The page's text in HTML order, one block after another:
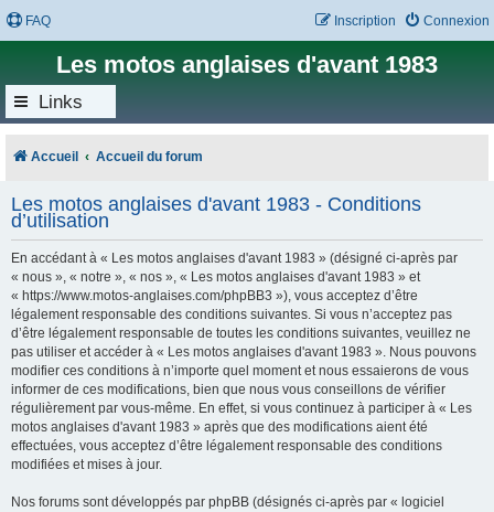
FAQ Connexion
Inscription
Les motos anglaises d'avant 1983
Links
Accueil Accueil du forum
Les motos anglaises d'avant 1983 - Conditions
d’utilisation
En accédant à « Les motos anglaises d'avant 1983 » (désigné ci-après par
« nous », « notre », « nos », « Les motos anglaises d'avant 1983 » et
« https://www.motos-anglaises.com/phpBB3 »), vous acceptez d’être
légalement responsable des conditions suivantes. Si vous n’acceptez pas
d’être légalement responsable de toutes les conditions suivantes, veuillez ne
pas utiliser et accéder à « Les motos anglaises d'avant 1983 ». Nous pouvons
modifier ces conditions à n’importe quel moment et nous essaierons de vous
informer de ces modifications, bien que nous vous conseillons de vérifier
régulièrement par vous-même. En effet, si vous continuez à participer à « Les
motos anglaises d'avant 1983 » après que des modifications aient été
effectuées, vous acceptez d’être légalement responsable des conditions
modifiées et mises à jour.
Nos forums sont développés par phpBB (désignés ci-après par « logiciel